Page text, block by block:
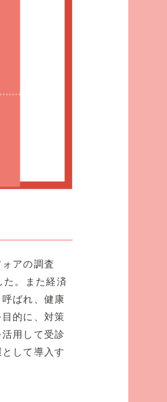
アの調査
た。また経済
ばれ、健康
的に、対策
用して受診
して導入す